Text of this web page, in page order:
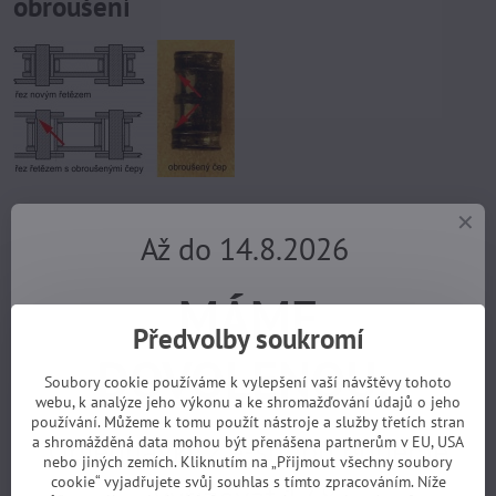
prodloužení řetězu o cca 0,8 % (to znamená na 0,09 mm na článek!)
je vhodné řetěz vyměnit. Pokud vytahaný řetěz nevyměníme, zdánlivě
přenosu síly, ale to je nepozorovatelné.
Co se ale od tohoto okamžiku začíná dít je to, že řetěz o 0,8% delší,
začíná negativně měnit tvar zubů na převodových kolečkách.
Nejdříve se to začne projevovat na pastorcích s nejmenším počtem
zubů, pak na těch nejčastěji používaných a nakonec na převodnících.
Pouhým okem zpozorujeme poškození
Předvolby soukromí
Soubory cookie používáme k vylepšení vaší návštěvy tohoto
webu, k analýze jeho výkonu a ke shromažďování údajů o jeho
používání. Můžeme k tomu použít nástroje a služby třetích stran
a shromážděná data mohou být přenášena partnerům v EU, USA
nebo jiných zemích. Kliknutím na „Přijmout všechny soubory
cookie“ vyjadřujete svůj souhlas s tímto zpracováním. Níže
Až do 14.8.2026
MÁME
DOVOLENOU.
Objednávky z e-shopu budeme